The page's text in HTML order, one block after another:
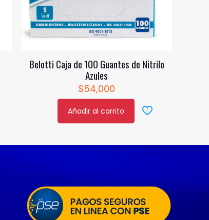
Belotti Caja de 100 Guantes de Nitrilo
Azules
$54,000
Añadir al carrito